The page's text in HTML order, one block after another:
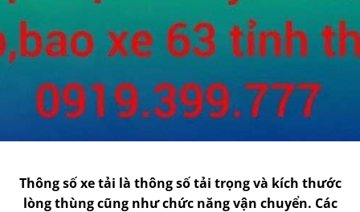
Thông số xe tải là thông số tải trọng và kích thước
lòng thùng cũng như chức năng vận chuyển. Các